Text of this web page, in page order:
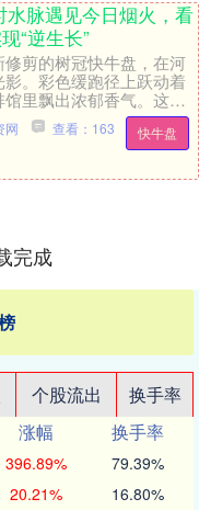
水脉遇见今日烟火，看
“逆生长”
剪的树冠快牛盘，在河
。彩色缓跑径上跃动着
里飘出浓郁香气。这条
区的千年水脉，正迎来自
快牛盘
网 查看：163
完成
个股流出
换手率
涨幅
换手率
396.89% 79.39%
20.21% 16.80%